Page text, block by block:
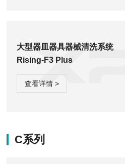
大型器皿器具器械清洗系统
Rising-F3 Plus
查看详情 >
C系列